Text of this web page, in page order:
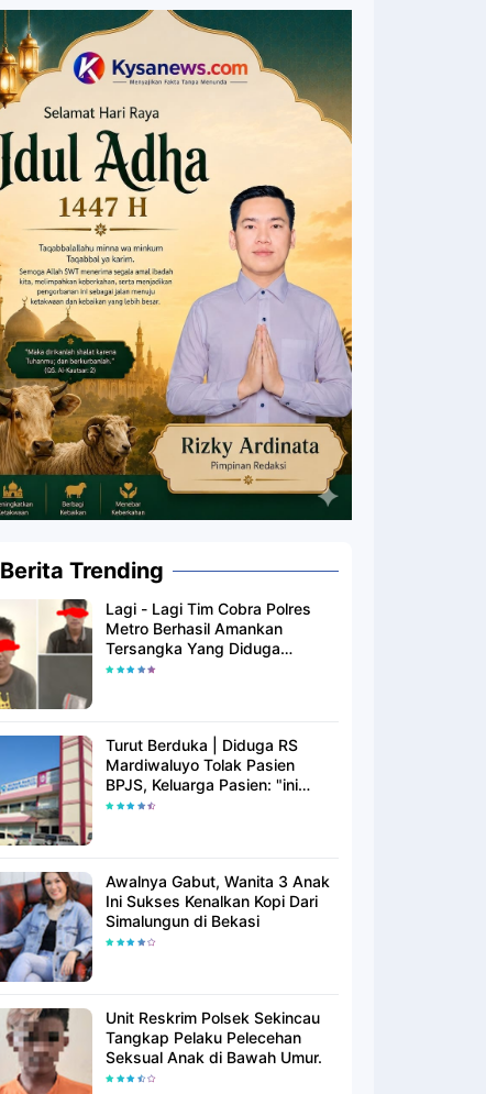
Berita Trending
Lagi - Lagi Tim Cobra Polres
Metro Berhasil Amankan
Tersangka Yang Diduga
Pengguna Narkotika
Turut Berduka | Diduga RS
Mardiwaluyo Tolak Pasien
BPJS, Keluarga Pasien: "ini
Yang Katanya Bukan Keadaan
Awalnya Gabut, Wanita 3 Anak
Ini Sukses Kenalkan Kopi Dari
Simalungun di Bekasi
Unit Reskrim Polsek Sekincau
Tangkap Pelaku Pelecehan
Seksual Anak di Bawah Umur.